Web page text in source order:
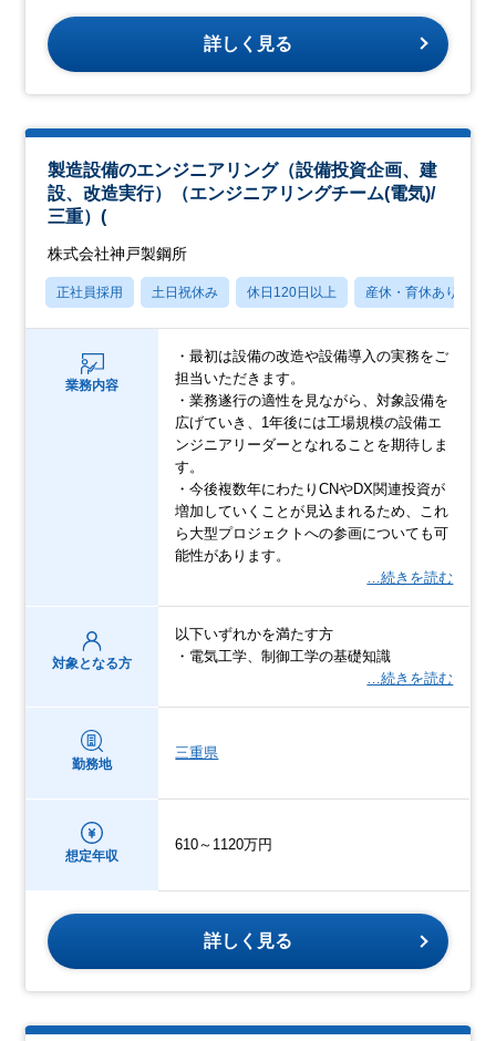
詳しく見る
製造設備のエンジニアリング（設備投資企画、建
設、改造実行）（エンジニアリングチーム(電気)/
三重）(
株式会社神戸製鋼所
正社員採用 土日祝休み 休日120日以上 産休・育休あり
業務内容
・最初は設備の改造や設備導入の実務をご
担当いただきます。
・業務遂行の適性を見ながら、対象設備を
広げていき、1年後には工場規模の設備エ
ンジニアリーダーとなれることを期待しま
す。
・今後複数年にわたりCNやDX関連投資が
増加していくことが見込まれるため、これ
ら大型プロジェクトへの参画についても可
能性があります。
…続きを読む
対象となる方
以下いずれかを満たす方
・電気工学、制御工学の基礎知識
…続きを読む
勤務地
三重県
想定年収
610～1120万円
詳しく見る